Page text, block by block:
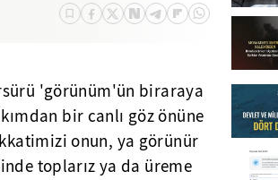
'görünüm'ün biraraya
bir canlı göz önüne
onun, ya görünür
toplarız ya da üreme